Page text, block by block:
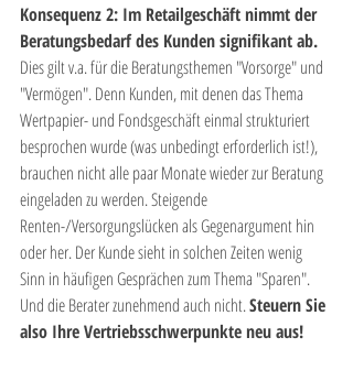
Konsequenz 2: Im Retailgeschäft nimmt der
Beratungsbedarf des Kunden signifikant ab.
Dies gilt v.a. für die Beratungsthemen "Vorsorge" und
"Vermögen". Denn Kunden, mit denen das Thema
Wertpapier- und Fondsgeschäft einmal strukturiert
besprochen wurde (was unbedingt erforderlich ist!),
brauchen nicht alle paar Monate wieder zur Beratung
eingeladen zu werden. Steigende
Renten-/Versorgungslücken als Gegenargument hin
oder her. Der Kunde sieht in solchen Zeiten wenig
Sinn in häufigen Gesprächen zum Thema "Sparen".
Und die Berater zunehmend auch nicht. Steuern Sie
also Ihre Vertriebsschwerpunkte neu aus!